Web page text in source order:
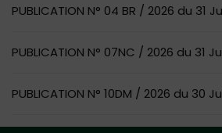
PUBLICATION N° 04 BR / 2026 du 31
PUBLICATION N° 07NC / 2026 du 31
PUBLICATION N° 10DM / 2026 du 30